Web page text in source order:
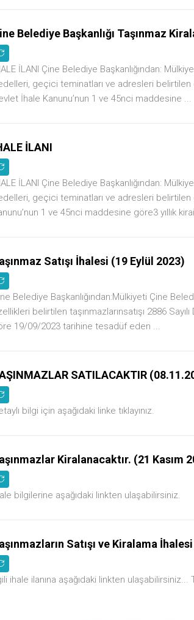
Belediye Başkanlığı Taşınmaz
İLANI Çine Belediye Başkanlığından:
geçici teminatları ve adresleri belirtilen
İhale Kanunu’nun 1 ve 45nci maddesine ...
İLANI
İLANI Çine Belediye Başkanlığından:
geçici teminatları ve adresleri belirtilen
1 ve 45nci maddesine göre3 yıllık
Satışı İhalesi (19 Eylül 2023)
Belediye Başkanlığından:Mülkiyeti Çine
belirtilen taşınmazlarınsatışı 2886
19/09/2023 tarihine tesadüf eden ...
SATILACAKTIR
bilgi için aşağıdaki linke tıklayınız.
Kiralanacaktır. (21 Kasım
bilgilerine aşağıdaki linkten ulaşabilirsiniz.
Satışı ve Kiralama
ihale ilanına aşağıdaki linkten ulaşabilirsiniz...